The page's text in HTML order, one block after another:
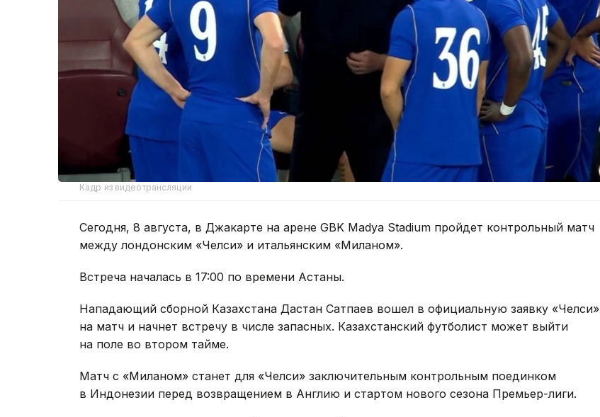
Кадр из видеотрансляции
Сегодня, 8 августа, в Джакарте на арене GBK Madya Stadium пройдет контрольный матч
между лондонским «Челси» и итальянским «Миланом».
Встреча началась в 17:00 по времени Астаны.
Нападающий сборной Казахстана Дастан Сатпаев вошел в официальную заявку «Челси»
на матч и начнет встречу в числе запасных. Казахстанский футболист может выйти
на поле во втором тайме.
Матч с «Миланом» станет для «Челси» заключительным контрольным поединком
в Индонезии перед возвращением в Англию и стартом нового сезона Премьер-лиги.